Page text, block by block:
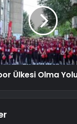
Ülkesi Olma